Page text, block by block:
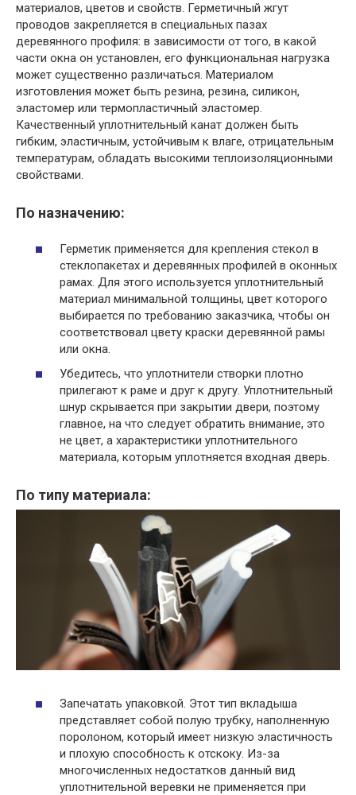
материалов, цветов и свойств. Герметичный жгут
проводов закрепляется в специальных пазах
деревянного профиля: в зависимости от того, в какой
части окна он установлен, его функциональная нагрузка
может существенно различаться. Материалом
изготовления может быть резина, резина, силикон,
эластомер или термопластичный эластомер.
Качественный уплотнительный канат должен быть
гибким, эластичным, устойчивым к влаге, отрицательным
температурам, обладать высокими теплоизоляционными
свойствами.
По назначению:
Герметик применяется для крепления стекол в
стеклопакетах и ​​деревянных профилей в оконных
рамах. Для этого используется уплотнительный
материал минимальной толщины, цвет которого
выбирается по требованию заказчика, чтобы он
соответствовал цвету краски деревянной рамы
или окна.
Убедитесь, что уплотнители створки плотно
прилегают к раме и друг к другу. Уплотнительный
шнур скрывается при закрытии двери, поэтому
главное, на что следует обратить внимание, это
не цвет, а характеристики уплотнительного
материала, которым уплотняется входная дверь.
По типу материала:
Запечатать упаковкой. Этот тип вкладыша
представляет собой полую трубку, наполненную
поролоном, который имеет низкую эластичность
и плохую способность к отскоку. Из-за
многочисленных недостатков данный вид
уплотнительной веревки не применяется при